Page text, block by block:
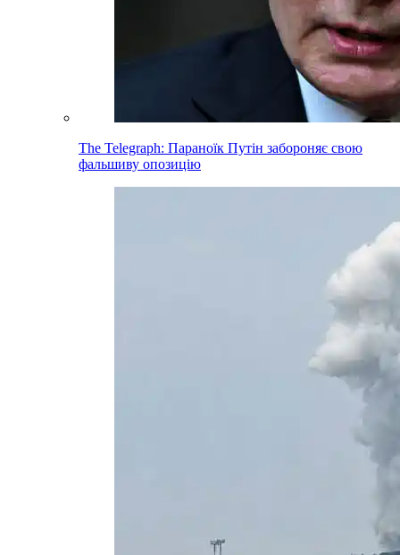
The Telegraph: Параноїк Путін забороняє свою
фальшиву опозицію